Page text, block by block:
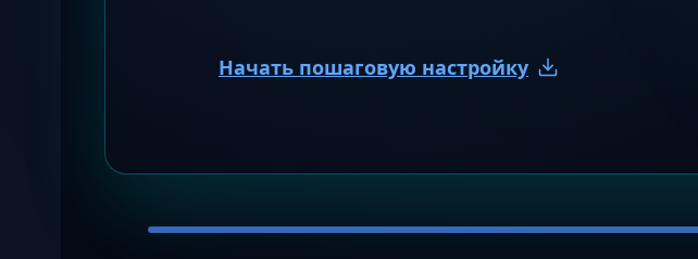
Начать пошаговую настройку